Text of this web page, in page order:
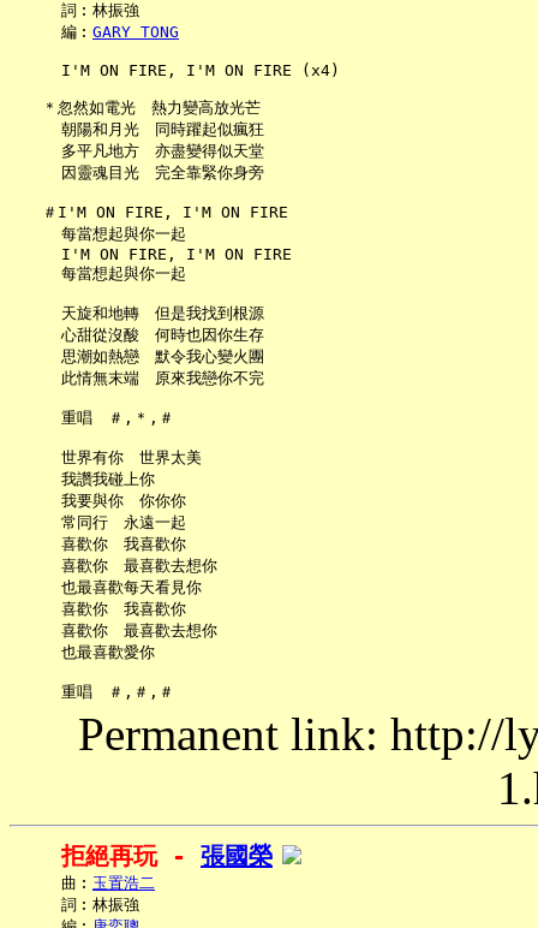
     詞︰林振強
     編︰
GARY TONG
     I'M ON FIRE, I'M ON FIRE (x4)
   ＊忽然如電光　熱力變高放光芒
     朝陽和月光　同時躍起似瘋狂
     多平凡地方　亦盡變得似天堂
     因靈魂目光　完全靠緊你身旁
   ＃I'M ON FIRE, I'M ON FIRE
     每當想起與你一起
     I'M ON FIRE, I'M ON FIRE
     每當想起與你一起
     天旋和地轉　但是我找到根源
     心甜從沒酸　何時也因你生存
     思潮如熱戀　默令我心變火團
     此情無末端　原來我戀你不完
     重唱　＃,＊,＃
     世界有你　世界太美
     我讚我碰上你
     我要與你　你你你
     常同行　永遠一起
     喜歡你　我喜歡你
     喜歡你　最喜歡去想你
     也最喜歡每天看見你
     喜歡你　我喜歡你
     喜歡你　最喜歡去想你
     也最喜歡愛你
Permanent link: http://
拒絕再玩 - 張國榮
     曲︰
玉置浩二
     詞︰林振強